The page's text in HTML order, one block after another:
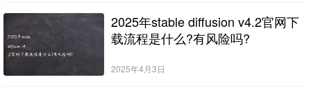
2025年stable diffusion v4.2官网下
载流程是什么?有风险吗?
2025年4月3日